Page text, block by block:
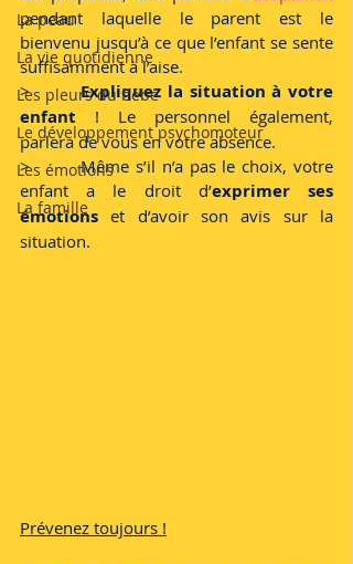
La peau
La vie quotidienne
Les pleurs du bébé
Le développement psychomoteur
Les émotions
La famille
pendant laquelle le parent est le
bienvenu jusqu’à ce que l’enfant se sente
suffisamment à l’aise.
> Expliquez la situation à votre
enfant ! Le personnel également,
parlera de vous en votre absence.
>        Même s’il n’a pas le choix, votre
enfant a le droit d’exprimer ses
émotions et d’avoir son avis sur la
situation.
Prévenez toujours !